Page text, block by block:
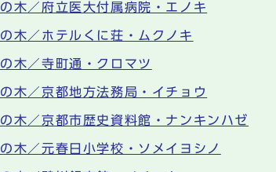
木／府立医大付属病院・エノキ
木／ホテルくに荘・ムクノキ
木／寺町通・クロマツ
木／京都地方法務局・イチョウ
の木／京都市歴史資料館・ナンキンハゼ
木／元春日小学校・ソメイヨシノ